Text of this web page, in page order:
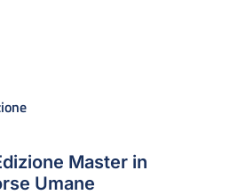
Master in
Umane